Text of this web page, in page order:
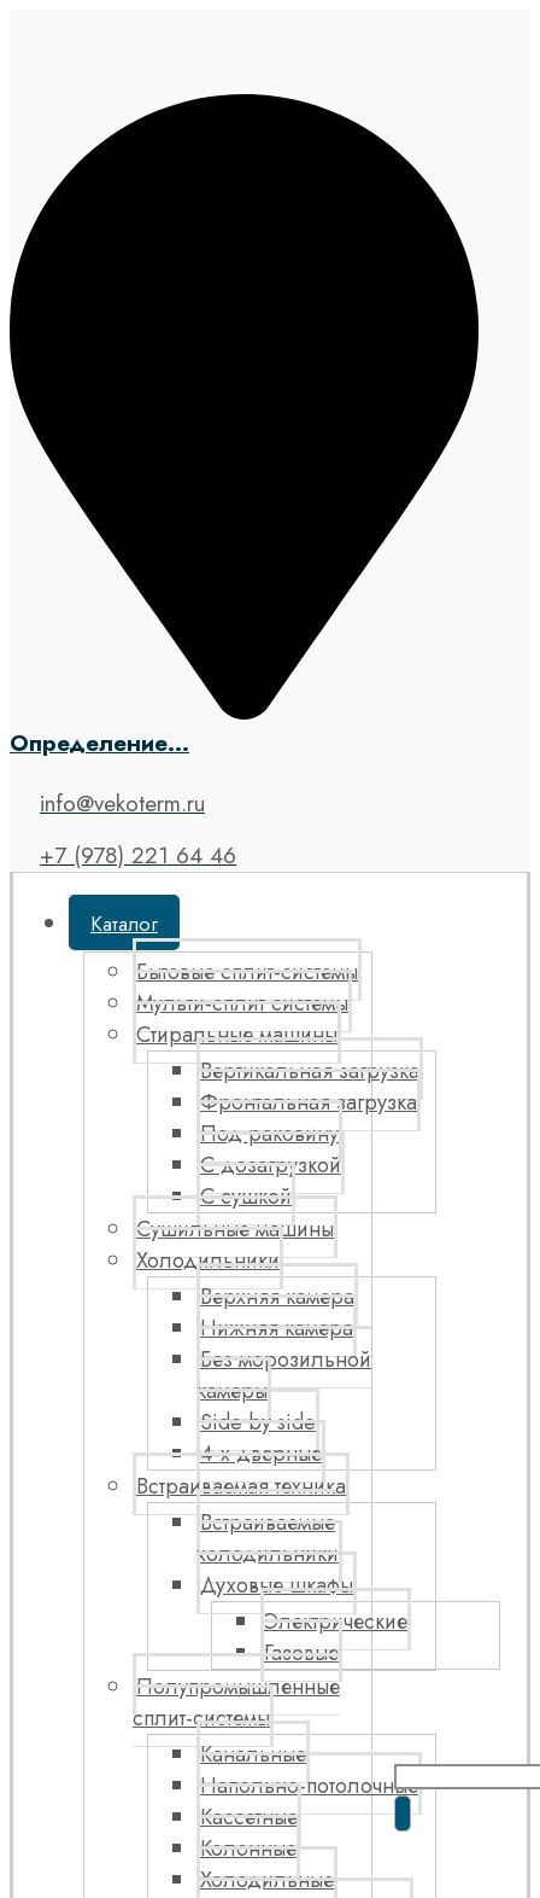
Определение...
info@vekoterm.ru
+7 (978) 221 64 46
Каталог
Бытовые сплит-системы
Мульти-сплит системы
Стиральные машины
Вертикальная загрузка
Фронтальная загрузка
Под раковину
С дозагрузкой
С сушкой
Сушильные машины
Холодильники
Верхняя камера
Нижняя камера
Без морозильной
камеры
Side by side
4-х дверные
Встраиваемая техника
Встраиваемые
холодильники
Духовые шкафы
Электрические
Газовые
Полупромышленные
сплит-системы
Канальные
Напольно-потолочные
Кассетные
Колонные
Холодильные